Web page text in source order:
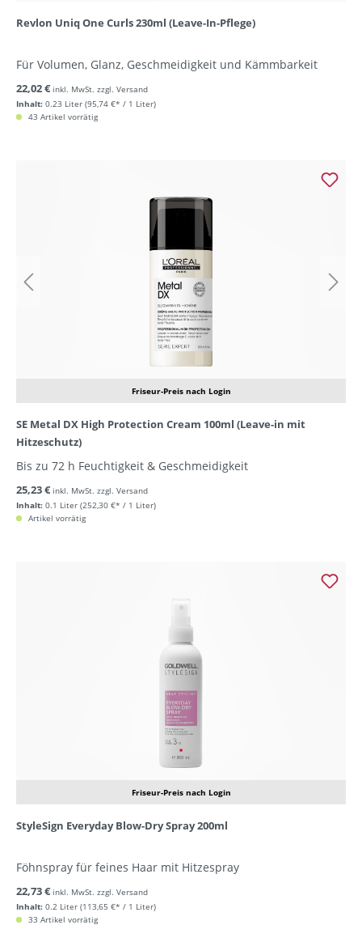
Revlon Uniq One Curls 230ml (Leave-In-Pflege)
Für Volumen, Glanz, Geschmeidigkeit und Kämmbarkeit
Inhalt: 0.23 Liter (95,74 €* / 1 Liter)
22,02 € inkl. MwSt. zzgl. Versand
43 Artikel vorrätig
Friseur-Preis nach Login
SE Metal DX High Protection Cream 100ml (Leave-in mit
Hitzeschutz)
Bis zu 72 h Feuchtigkeit & Geschmeidigkeit
Inhalt: 0.1 Liter (252,30 €* / 1 Liter)
25,23 € inkl. MwSt. zzgl. Versand
Artikel vorrätig
Friseur-Preis nach Login
StyleSign Everyday Blow-Dry Spray 200ml
Föhnspray für feines Haar mit Hitzespray
Inhalt: 0.2 Liter (113,65 €* / 1 Liter)
22,73 € inkl. MwSt. zzgl. Versand
33 Artikel vorrätig